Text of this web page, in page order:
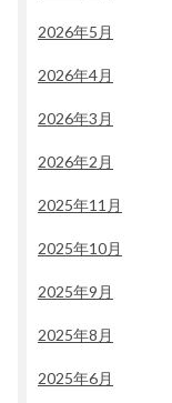
2026年5月
2026年4月
2026年3月
2026年2月
2025年11月
2025年10月
2025年9月
2025年8月
2025年6月